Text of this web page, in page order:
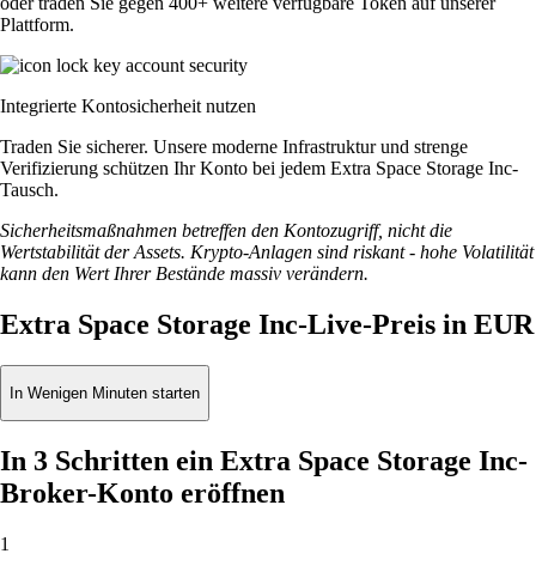
Plattform.
Integrierte Kontosicherheit nutzen
Traden Sie sicherer. Unsere moderne Infrastruktur und strenge
Verifizierung schützen Ihr Konto bei jedem Extra Space Storage Inc-
Tausch.
Sicherheitsmaßnahmen betreffen den Kontozugriff, nicht die
Wertstabilität der Assets. Krypto-Anlagen sind riskant - hohe Volatilität
kann den Wert Ihrer Bestände massiv verändern.
Extra Space Storage Inc-Live-Preis in EUR
In Wenigen Minuten starten
In 3 Schritten ein Extra Space Storage Inc-
Broker-Konto eröffnen
1